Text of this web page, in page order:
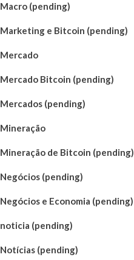
Macro (pending)
Marketing e Bitcoin (pending)
Mercado
Mercado Bitcoin (pending)
Mercados (pending)
Mineração
Mineração de Bitcoin (pending)
Negócios (pending)
Negócios e Economia (pending)
noticia (pending)
Notícias (pending)